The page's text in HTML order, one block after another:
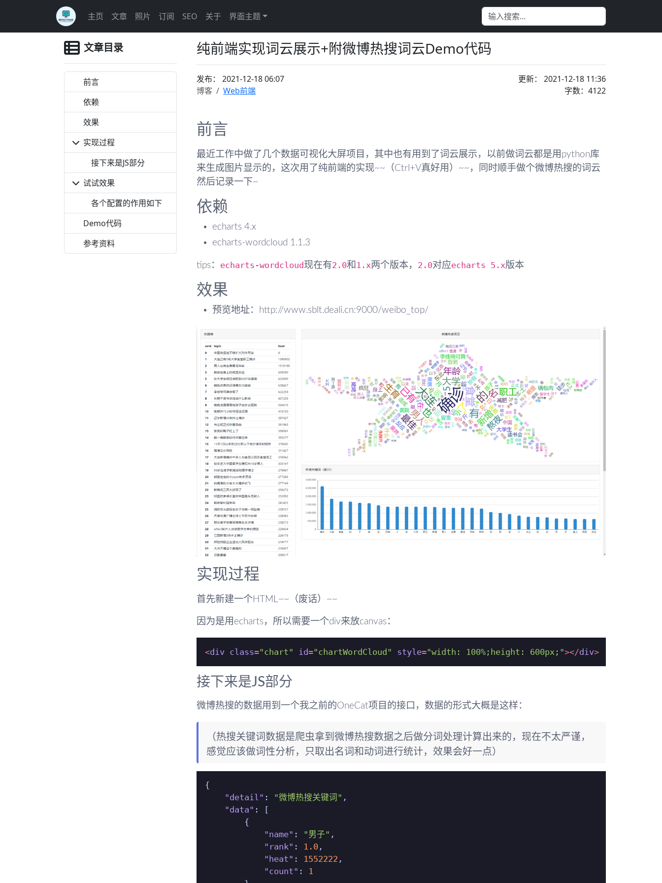
主页 文章 照片 订阅 SEO 关于 界面主题
文章目录
前言
依赖
效果
实现过程
接下来是JS部分
试试效果
各个配置的作用如下
Demo代码
参考资料
纯前端实现词云展示+附微博热搜词云Demo代码
发布： 2021-12-18 06:07
更新： 2021-12-18 11:36
博客
Web前端 字数：4122
前言
最近工作中做了几个数据可视化大屏项目，其中也有用到了词云展示，以前做词云都是用python库
来生成图片显示的，这次用了纯前端的实现~~（Ctrl+V真好用）~~，同时顺手做个微博热搜的词云
然后记录一下~
依赖
echarts 4.x
echarts-wordcloud 1.1.3
tips： echarts-wordcloud现在有2.0和 1.x两个版本， 2.0对应echarts 5.x版本
效果
预览地址：http://www.sblt.deali.cn:9000/weibo_top/
实现过程
首先新建一个HTML~~（废话）~~
因为是用echarts，所以需要一个div来放canvas：
<div class="chart" id="chartWordCloud" style="width: 100%;height: 600px;"></div>
接下来是JS部分
微博热搜的数据用到一个我之前的OneCat项目的接口，数据的形式大概是这样：
（热搜关键词数据是爬虫拿到微博热搜数据之后做分词处理计算出来的，现在不太严谨，
感觉应该做词性分析，只取出名词和动词进行统计，效果会好一点）
{
"detail" : "微博热搜关键词" ,
"data" :
[
{
"name" : "男子" ,
"rank" : 1.0 ,
"heat" : 1552222 ,
"count" :
1